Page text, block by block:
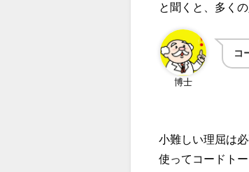
と聞くと、多く
博士
コ
小難しい理屈は
使ってコードト